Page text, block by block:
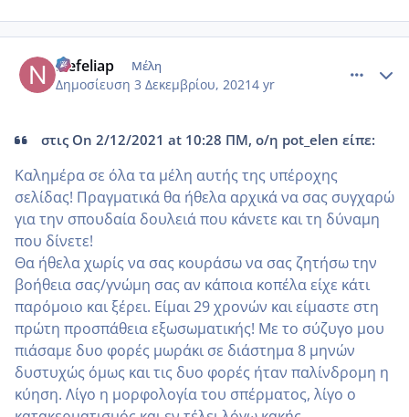
Nefeliap Μέλη
Δημοσίευση 3 Δεκεμβρίου, 20214 yr
στις On 2/12/2021 at 10:28 ΠΜ, ο/η pot_elen είπε:
Καλημέρα σε όλα τα μέλη αυτής της υπέροχης
σελίδας! Πραγματικά θα ήθελα αρχικά να σας συγχαρώ
για την σπουδαία δουλειά που κάνετε και τη δύναμη
που δίνετε!
Θα ήθελα χωρίς να σας κουράσω να σας ζητήσω την
βοήθεια σας/γνώμη σας αν κάποια κοπέλα είχε κάτι
παρόμοιο και ξέρει. Είμαι 29 χρονών και είμαστε στη
πρώτη προσπάθεια εξωσωματικής! Με το σύζυγο μου
πιάσαμε δυο φορές μωράκι σε διάστημα 8 μηνών
δυστυχώς όμως και τις δυο φορές ήταν παλίνδρομη η
κύηση. Λίγο η μορφολογία του σπέρματος, λίγο ο